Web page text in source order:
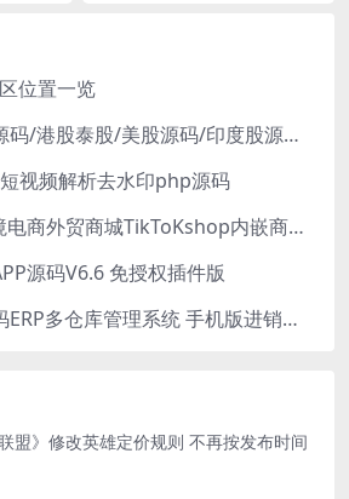
位置一览
海外股票交易源码/港股泰股/美股源码/印度股源码/马拉西亚股票源码/国际股票配资
视频解析去水印php源码
Java多语言跨境电商外贸商城TikToKshop内嵌商城I商家入驻I一键铺
源码V6.6 免授权插件版
PHP进销存源码ERP多仓库管理系统 手机版进销存 php网络版进销存小程序
联盟》修改英雄定价规则 不再按发布时间